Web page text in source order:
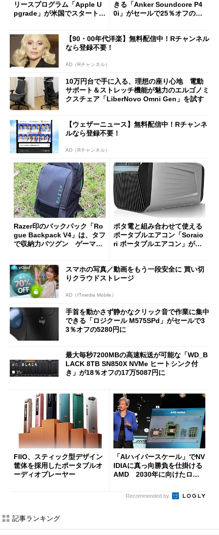
リースプログラム「Apple U
pgrade」が米国でスタート／
ut」が明...
きる「Anker Soundcore P4
0i」がセールで25％オフの59
【90・00年代洋楽】無料配信中！Rチャンネル
なら登録不要！
AD（Rチャンネル）
10万円台で手に入る、理想の座り心地 電動
サポート＆ストレッチ機能が魅力のエルゴノミ
クスチェア「LiberNovo Omni Gen」を試す
【ウェザーニュース】無料配信中！Rチャンネ
ルなら登録不要！
AD（Rチャンネル）
Razer印のバックパック「Ro
gue Backpack V4」は、タフ
で収納力バツグン ゲーマー
ポタ電と組み合わせて使える
ポータブルエアコン「Soraio
ri ポータブルエアコン」がセ
スマホの写真／動画をもう一段安全に 買い切
りクラウドストレージ
AD（ITmedia Mobile）
手首を動かさず静かなクリック音で作業に集中
できる「ロジクール M575SPd」がセールで3
3％オフの5280円に
最大毎秒7200MBの高速転送が可能な「WD_B
LACK 8TB SN850X NVMe ヒートシンク付
き」が18％オフの17万5087円に
FIIO、スティック型デザイン
筐体を採用したポータブルオ
ーディオプレーヤー
「AIハイパースケール」でNV
IDIAに真っ向勝負を仕掛ける
AMD 2030年に向けたロー
Recommended by
記事ランキング